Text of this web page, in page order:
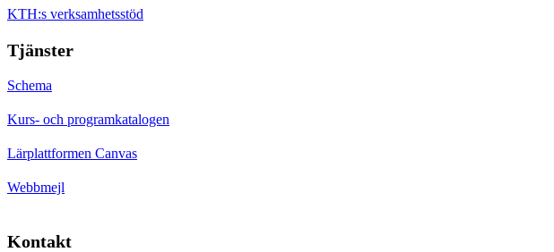
KTH:s verksamhetsstöd
Tjänster
Schema
Kurs- och programkatalogen
Lärplattformen Canvas
Webbmejl
Kontakt